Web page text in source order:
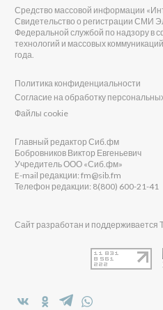
Средство массовой информации
Свидетельство о регистрации СМИ
Федеральной службой по надзору в
технологий и массовых
года.
Политика конфиденциальности
Согласие на обработку
Файлы cookie
Главный редактор Сиб.фм
Бобровников Виктор Евгеньевич
Учредитель ООО «Сиб.фм»
E-mail редакции: fm@sib.fm
Телефон редакции: 8(800) 600-21-41
Сайт разработан и поддерживается